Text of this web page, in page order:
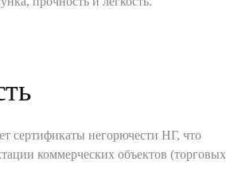
сертификаты негорючести НГ, что
коммерческих объектов (торговых